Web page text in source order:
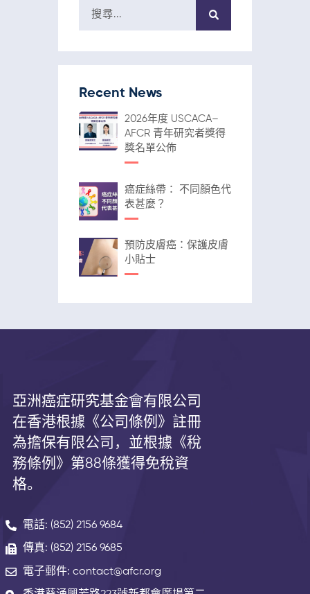
Recent News
2026年度 USCACA–
AFCR 青年研究者獎得
獎名單公佈
癌症絲帶： 不同顏色代
表甚麼？
預防皮膚癌：保護皮膚
小貼士
亞洲癌症研究基金會有限公司
在香港根據《公司條例》註冊
為擔保有限公司，並根據《稅
務條例》第88條獲得免稅資
格。
電話: (852) 2156 9684
傳真: (852) 2156 9685
電子郵件: contact@afcr.org